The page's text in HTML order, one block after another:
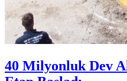
40 Milyonluk Dev